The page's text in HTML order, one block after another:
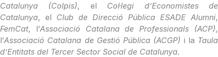
Catalunya (Colpis), el Col·legi d’Economistes de
Catalunya, el Club de Direcció Pública ESADE Alumni,
FemCat, l’Associació Catalana de Professionals (ACP),
l’Associació Catalana de Gestió Pública (ACGP) i la Taula
d’Entitats del Tercer Sector Social de Catalunya.